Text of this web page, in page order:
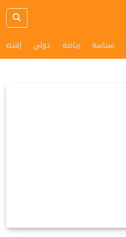
سياسة رياضة دولي